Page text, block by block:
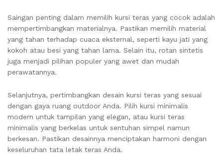
Saingan penting dalam memilih kursi teras yang cocok adalah
mempertimbangkan materialnya. Pastikan memilih material
yang tahan terhadap cuaca eksternal, seperti kayu jati yang
kokoh atau besi yang tahan lama. Selain itu, rotan sintetis
juga menjadi pilihan populer yang awet dan mudah
perawatannya.
Selanjutnya, pertimbangkan desain kursi teras yang sesuai
dengan gaya ruang outdoor Anda. Pilih kursi minimalis
modern untuk tampilan yang elegan, atau kursi teras
minimalis yang berkelas untuk sentuhan simpel namun
berkesan. Pastikan desainnya menciptakan harmoni dengan
keseluruhan tata letak teras Anda.